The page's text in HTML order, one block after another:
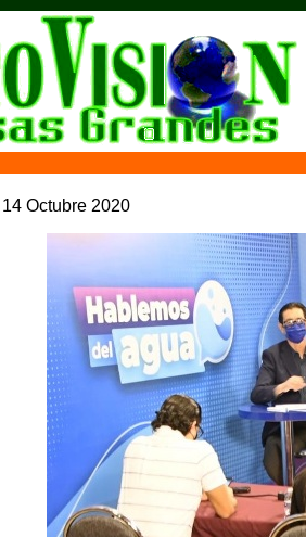
14 Octubre 2020